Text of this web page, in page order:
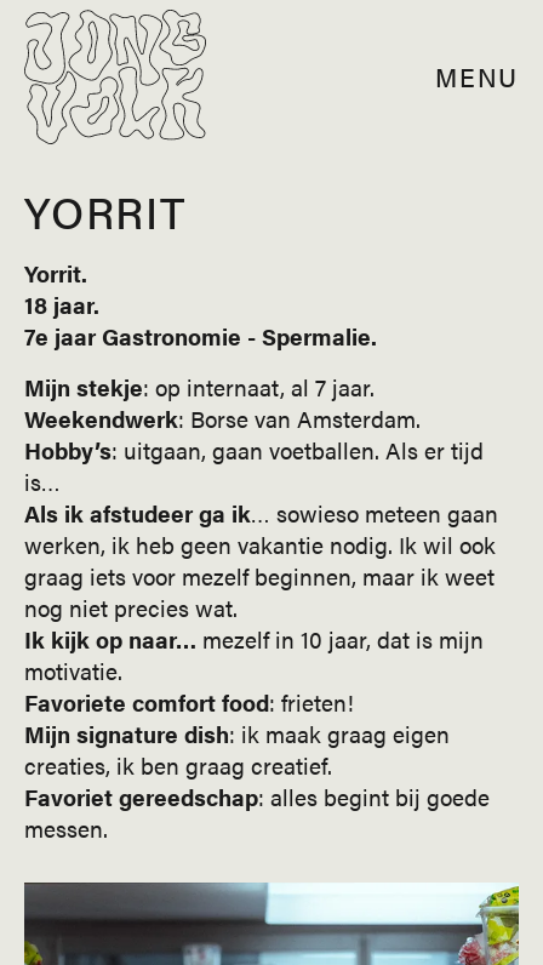
MENU
YORRIT
Yorrit.
18 jaar.
7e jaar Gastronomie - Spermalie.
Mijn stekje: op internaat, al 7 jaar.
Weekendwerk: Borse van Amsterdam.
Hobby’s: uitgaan, gaan voetballen. Als er tijd
is…
Als ik afstudeer ga ik… sowieso meteen gaan
werken, ik heb geen vakantie nodig. Ik wil ook
graag iets voor mezelf beginnen, maar ik weet
nog niet precies wat.
Ik kijk op naar… mezelf in 10 jaar, dat is mijn
motivatie.
Favoriete comfortfood: frieten!
Mijn signature dish: ik maak graag eigen
creaties, ik ben graag creatief.
Favoriet gereedschap: alles begint bij goede
messen.